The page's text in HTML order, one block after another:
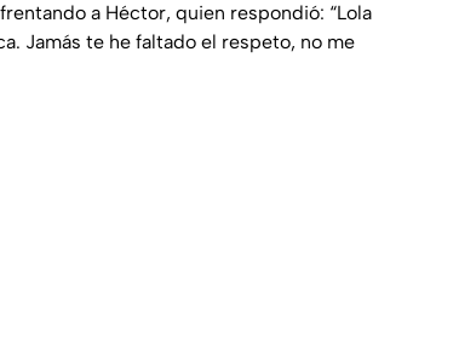
a Héctor, quien respondió: “Lola
Jamás te he faltado el respeto, no me